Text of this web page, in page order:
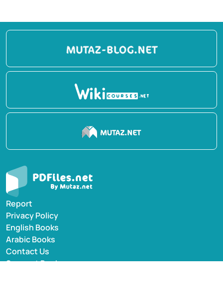
Report
Privacy Policy
English Books
Arabic Books
Contact Us
Suggest Book